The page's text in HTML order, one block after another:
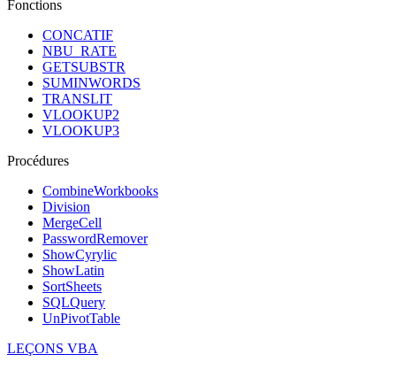
Fonctions
CONCATIF
NBU_RATE
GETSUBSTR
SUMINWORDS
TRANSLIT
VLOOKUP2
VLOOKUP3
Procédures
CombineWorkbooks
Division
MergeCell
PasswordRemover
ShowCyrylic
ShowLatin
SortSheets
SQLQuery
UnPivotTable
LEÇONS VBA